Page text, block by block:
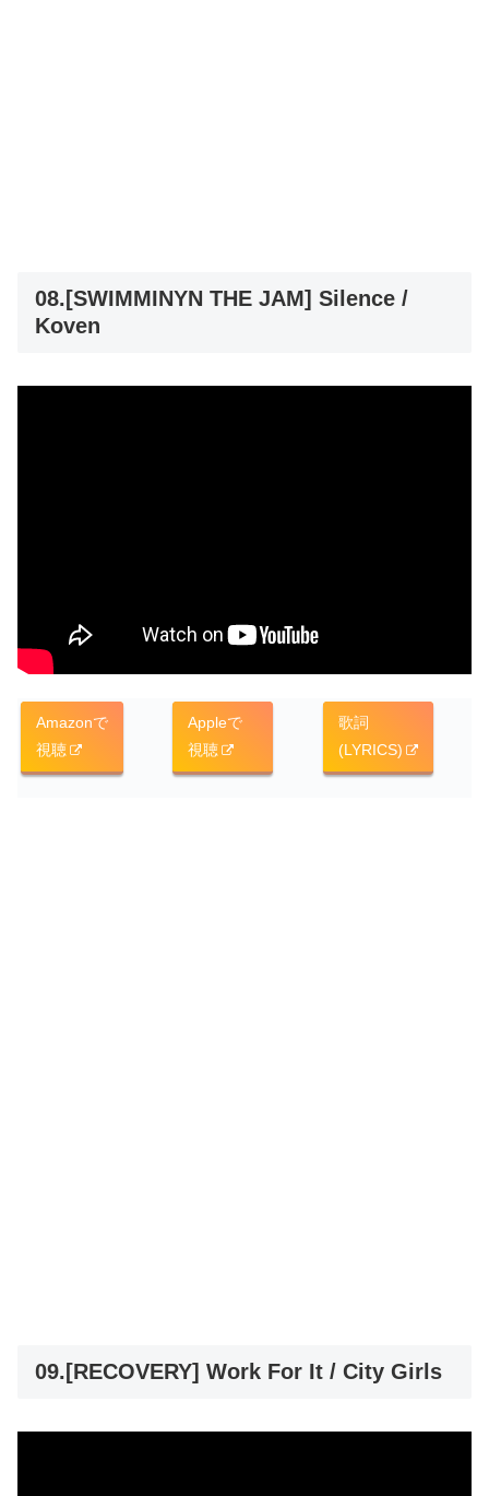
08.[SWIMMINYN THE JAM] Silence /
Koven
Amazonで
視聴
Appleで
視聴
歌詞
(LYRICS)
09.[RECOVERY] Work For It / City Girls